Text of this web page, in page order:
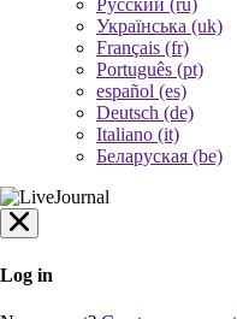
Русский (ru)
Українська (uk)
Français (fr)
Português (pt)
español (es)
Deutsch (de)
Italiano (it)
Беларуская (be)
Log in